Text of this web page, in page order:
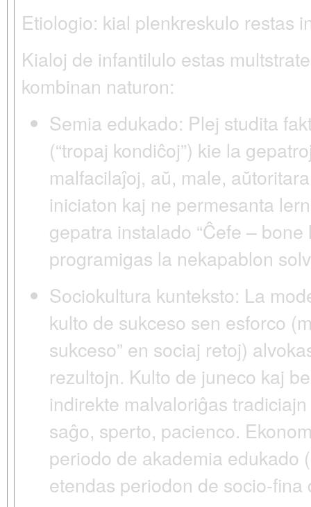
Etiologio: kial plenkreskulo restas
Kialoj de infantilulo estas
kombinan naturon:
Semia edukado: Plej studita
(“tropaj kondiĉoj”) kie la
malfacilaĵoj, aŭ, male,
iniciaton kaj ne permesanta
gepatra instalado “Ĉefe –
programigas la nekapablon
Sociokultura kunteksto: La
kulto de sukceso sen esforco
sukceso” en sociaj retoj)
rezultojn. Kulto de juneco kaj
indirekte malvaloriĝas
saĝo, sperto, pacienco.
periodo de akademia edukado
etendas periodon de socio-